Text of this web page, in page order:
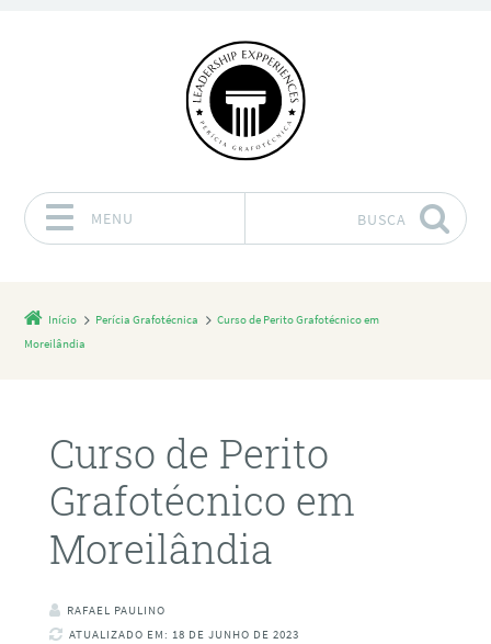
MENU BUSCA
Início Perícia Grafotécnica
Curso de Perito Grafotécnico em
Moreilândia
Curso de Perito
Grafotécnico em
Moreilândia
RAFAEL PAULINO
ATUALIZADO EM: 18 DE JUNHO DE 2023